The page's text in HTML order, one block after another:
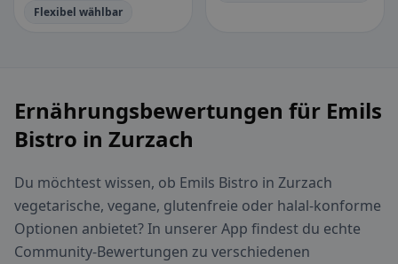
Flexibel wählbar
Ernährungsbewertungen für Emils
Bistro in Zurzach
Du möchtest wissen, ob Emils Bistro in Zurzach
vegetarische, vegane, glutenfreie oder halal-konforme
Optionen anbietet? In unserer App findest du echte
Community-Bewertungen zu verschiedenen